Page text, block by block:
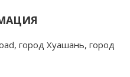
город Хуашань, город